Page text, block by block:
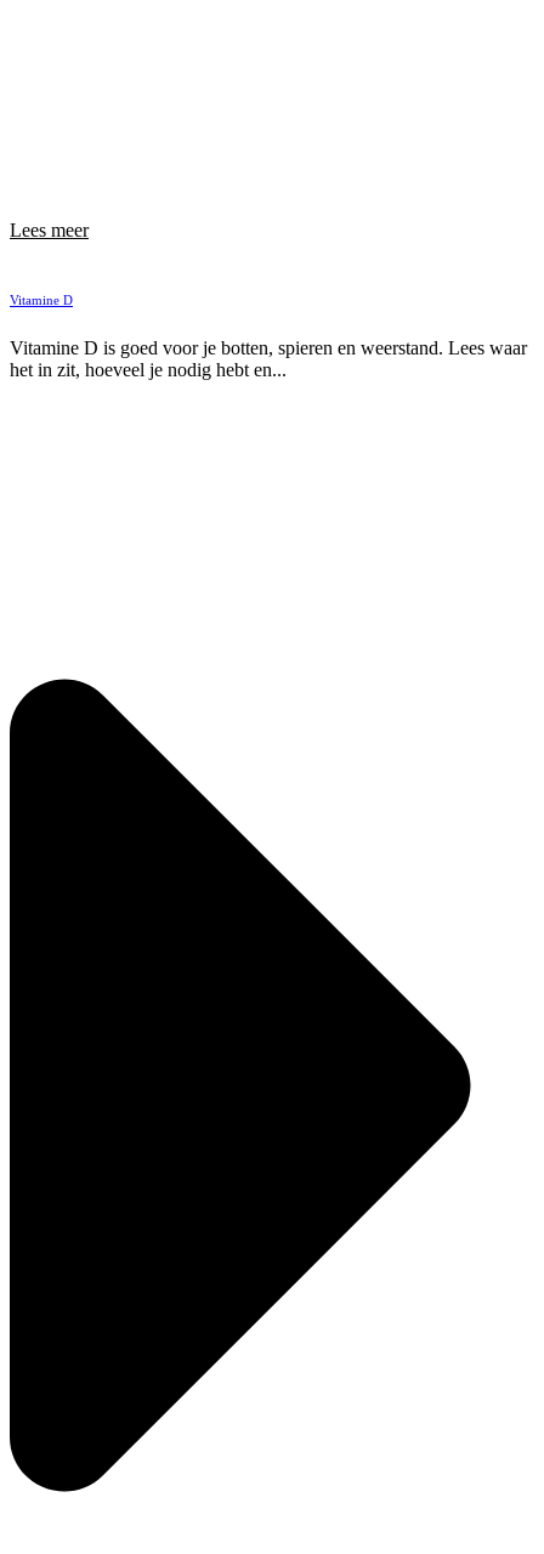
Lees meer
Vitamine D
Vitamine D is goed voor je botten, spieren en weerstand. Lees waar
het in zit, hoeveel je nodig hebt en...